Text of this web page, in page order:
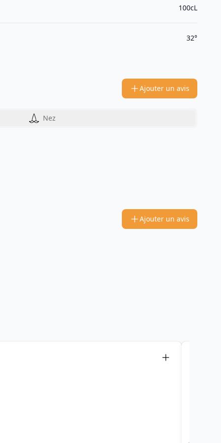
100cL
32°
Ajouter un avis
Nez
Ajouter un avis